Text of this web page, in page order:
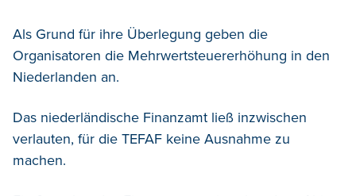
Als Grund für ihre Überlegung geben die
Organisatoren die Mehrwertsteuererhöhung in den
Niederlanden an.
Das niederländische Finanzamt ließ inzwischen
verlauten, für die TEFAF keine Ausnahme zu
machen.